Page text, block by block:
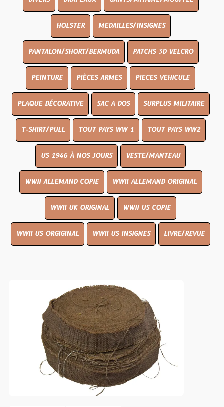
HOLSTER MEDAILLES/INSIGNES
PANTALON/SHORT/BERMUDA PATCHS 3D VELCRO
PEINTURE PIÈCES ARMES PIECES VEHICULE
PLAQUE DÉCORATIVE SAC A DOS SURPLUS MILITAIRE
T-SHIRT/PULL TOUT PAYS WW 1 TOUT PAYS WW2
US 1946 À NOS JOURS VESTE/MANTEAU
WWII ALLEMAND COPIE WWII ALLEMAND ORIGINAL
WWII UK ORIGINAL WWII US COPIE
WWII US ORGIGINAL WWII US INSIGNES LIVRE/REVUE